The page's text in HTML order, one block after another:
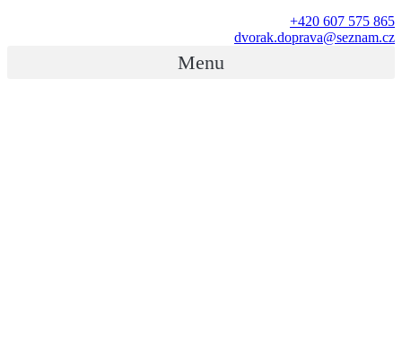
+420 607 575 865
dvorak.doprava@seznam.cz
Menu